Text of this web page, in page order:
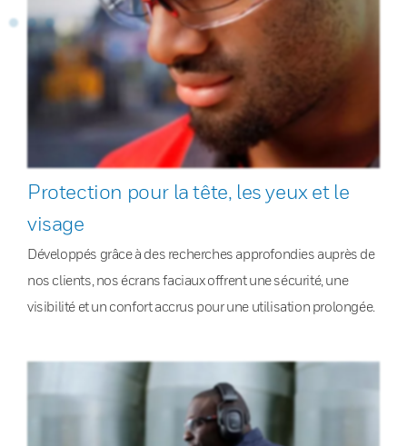
Protection pour la tête, les yeux et le
visage
Développés grâce à des recherches approfondies auprès de
nos clients, nos écrans faciaux offrent une sécurité, une
visibilité et un confort accrus pour une utilisation prolongée.